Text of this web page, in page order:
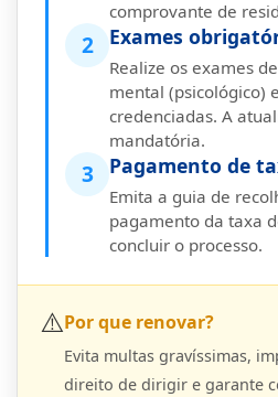
comprovante de
2 Exames
Realize os exames
mental (psicológico)
credenciadas. A
mandatória.
3 Pagamento de
Emita a guia de
pagamento da taxa
concluir o processo.
⚠️Por que renovar?
Evita multas gravíssimas,
direito de dirigir e garante